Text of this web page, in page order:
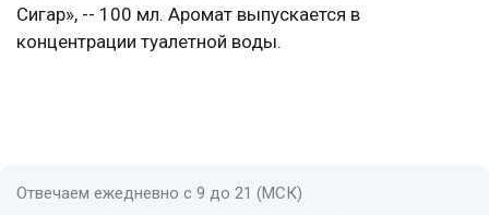
Сигар», -- 100 мл. Аромат выпускается в
концентрации туалетной воды.
Отвечаем ежедневно с 9 до 21 (МСК)